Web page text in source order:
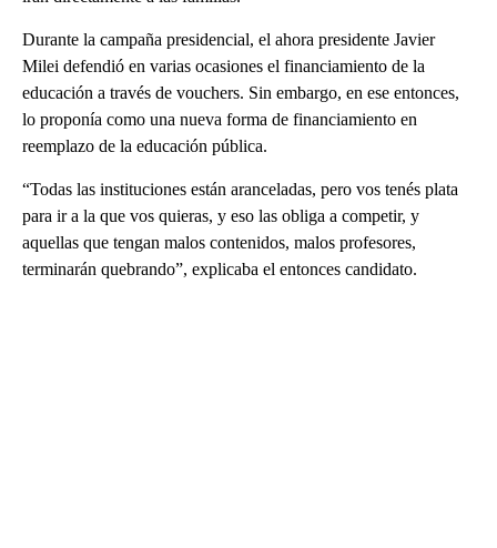
Durante la campaña presidencial, el ahora presidente Javier
Milei defendió en varias ocasiones el financiamiento de la
educación a través de vouchers. Sin embargo, en ese entonces,
lo proponía como una nueva forma de financiamiento en
reemplazo de la educación pública.
“Todas las instituciones están aranceladas, pero vos tenés plata
para ir a la que vos quieras, y eso las obliga a competir, y
aquellas que tengan malos contenidos, malos profesores,
terminarán quebrando”, explicaba el entonces candidato.